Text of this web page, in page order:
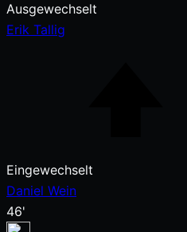
Ausgewechselt
Erik Tallig
Eingewechselt
Daniel Wein
46'